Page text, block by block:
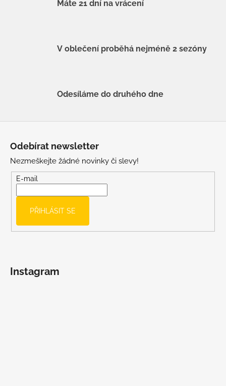
Máte 21 dní na vrácení
V oblečení proběhá nejméně 2 sezóny
Odesíláme do druhého dne
Odebírat newsletter
Nezmeškejte žádné novinky či slevy!
E-mail
PŘIHLÁSIT SE
Instagram